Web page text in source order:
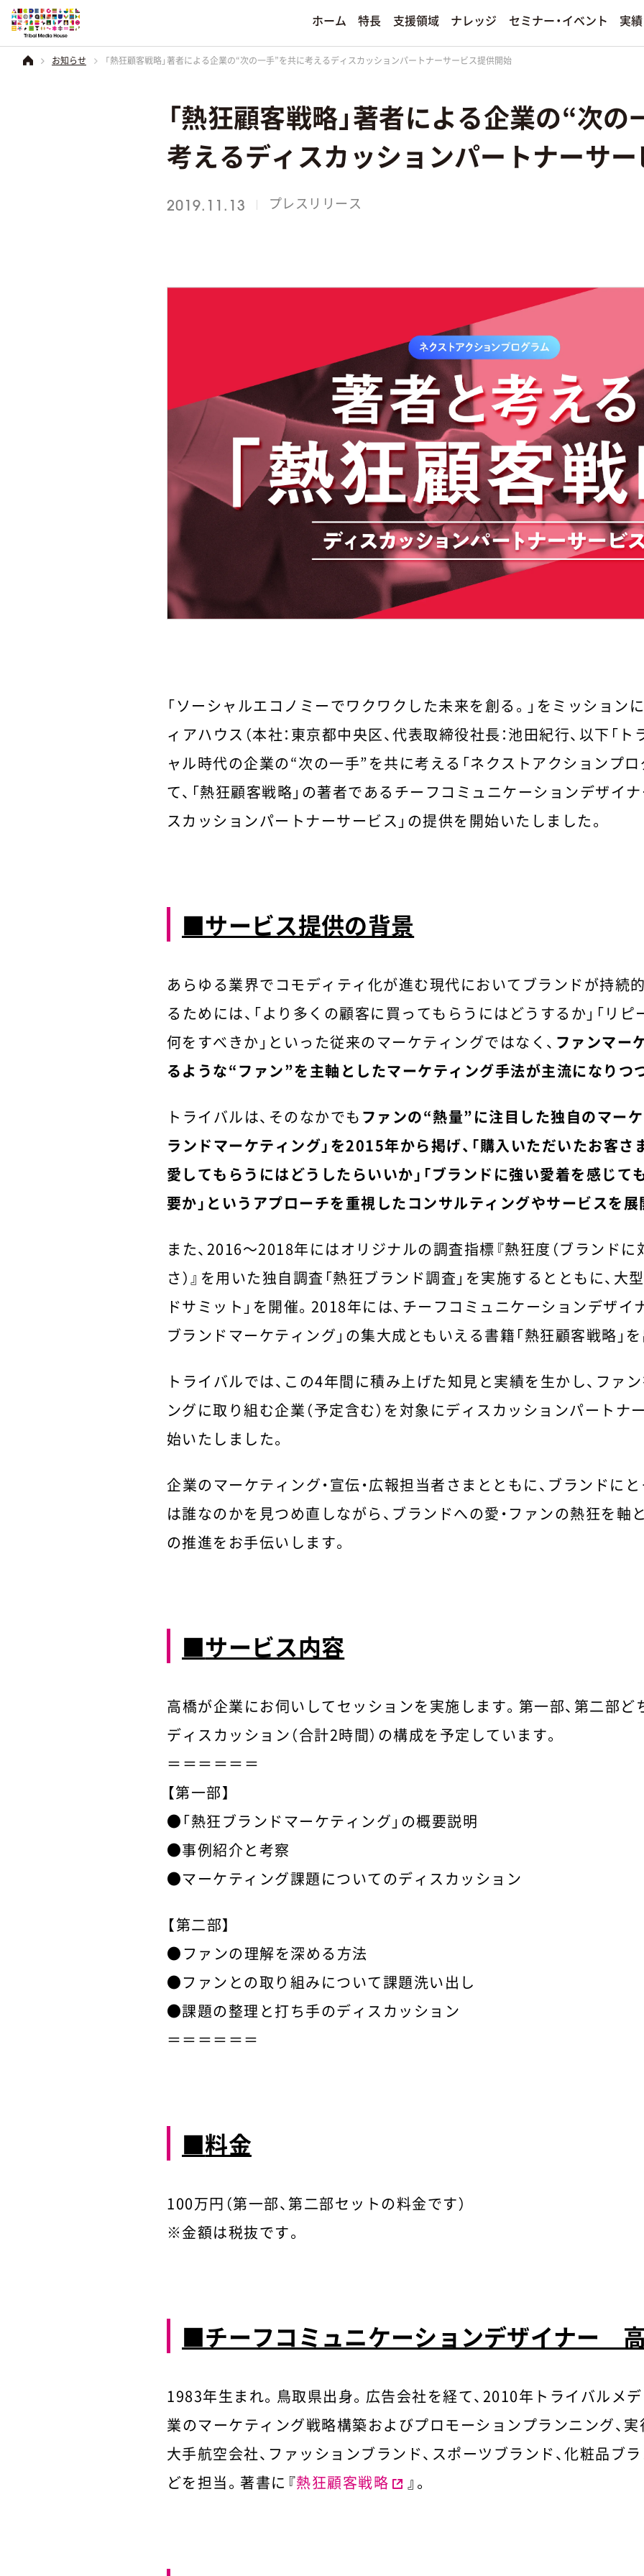
ホーム 特長 支援領域 ナレッジ セミナー・イベント 実績
食品・菓子
飲料・アルコール
電化製品
日用雑貨品
ソーシャルメディアマーケティ
熱狂ブランドマーケティング
ファンダムマーケティング
その他のソーシャルメディア運用サービス
を見る
その他のプロモーションサービスを
その他のクリエイティブ制作サービ
コーポレートブランド
お知らせ 「熱狂顧客戦略」著者による企業の“次の一手”を共に考えるディスカッションパートナーサービス提供開始
「熱狂顧客戦略」著者による企業の“次
考えるディスカッションパートナーサ
2019.11.13 プレスリリース
「ソーシャルエコノミーでワクワクした未来を創る。」をミッション
ィアハウス（本社：東京都中央区、代表取締役社長：池田紀行、以下「ト
ャル時代の企業の“次の一手”を共に考える「ネクストアクションプロ
て、「熱狂顧客戦略」の著者であるチーフコミュニケーションデザイ
スカッションパートナーサービス」の提供を開始いたしました。
■サービス提供の背景
あらゆる業界でコモディティ化が進む現代においてブランドが持続
るためには、「より多くの顧客に買ってもらうにはどうするか」「リ
何をすべきか」といった従来のマーケティングではなく、 ファンマー
るような“ファン”を主軸としたマーケティング手法が主流になりつ
トライバルは、そのなかでも ファンの“熱量”に注目した独自のマー
ランドマーケティング」を2015年から掲げ、「購入いただいたお客さ
愛してもらうにはどうしたらいいか」「ブランドに強い愛着を感じて
要か」というアプローチを重視したコンサルティングやサービスを展
また、2016～2018年にはオリジナルの調査指標『熱狂度（ブランド
さ）』を用いた独自調査「熱狂ブランド調査」を実施するとともに、大
ドサミット」を開催。2018年には、チーフコミュニケーションデザイ
ブランドマーケティング」の集大成ともいえる書籍「熱狂顧客戦略」を
トライバルでは、この4年間に積み上げた知見と実績を生かし、ファ
ングに取り組む企業（予定含む）を対象にディスカッションパートナ
始いたしました。
企業のマーケティング・宣伝・広報担当者さまとともに、ブランドに
は誰なのかを見つめ直しながら、ブランドへの愛・ファンの熱狂を軸
の推進をお手伝いします。
■サービス内容
高橋が企業にお伺いしてセッションを実施します。第一部、第二部ど
ディスカッション（合計2時間）の構成を予定しています。
＝＝＝＝＝＝
【第一部】
●「熱狂ブランドマーケティング」の概要説明
●事例紹介と考察
●マーケティング課題についてのディスカッション
【第二部】
●ファンの理解を深める方法
●ファンとの取り組みについて課題洗い出し
●課題の整理と打ち手のディスカッション
＝＝＝＝＝＝
■料金
100万円（第一部、第二部セットの料金です）
※金額は税抜です。
■チーフコミュニケーションデザイナー
1983年生まれ。鳥取県出身。広告会社を経て、2010年トライバルメ
業のマーケティング戦略構築およびプロモーションプランニング、実
大手航空会社、ファッションブランド、スポーツブランド、化粧品ブ
どを担当。著書に『熱狂顧客戦略 』。